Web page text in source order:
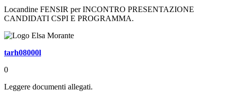
Locandine FENSIR per INCONTRO PRESENTAZIONE
CANDIDATI CSPI E PROGRAMMA.
tarh08000l
0
Leggere documenti allegati.